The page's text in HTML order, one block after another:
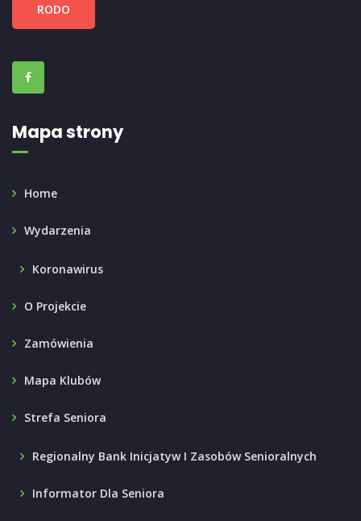
RODO
Mapa strony
Home
Wydarzenia
Koronawirus
O Projekcie
Zamówienia
Mapa Klubów
Strefa Seniora
Regionalny Bank Inicjatyw I Zasobów Senioralnych
Informator Dla Seniora